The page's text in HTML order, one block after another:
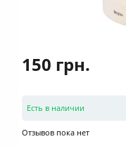
150 грн.
Есть в наличии
Отзывов пока нет